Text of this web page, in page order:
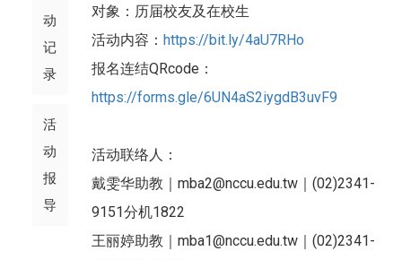
动
记
录
活
动
报
导
对象：历届校友及在校生
活动内容： https://bit.ly/4aU7RHo
报名连结QRcode：
https://forms.gle/6UN4aS2iygdB3uvF9
活动联络人：
戴雯华助教｜mba2@nccu.edu.tw｜(02)2341-
9151分机1822
王丽婷助教｜mba1@nccu.edu.tw｜(02)2341-